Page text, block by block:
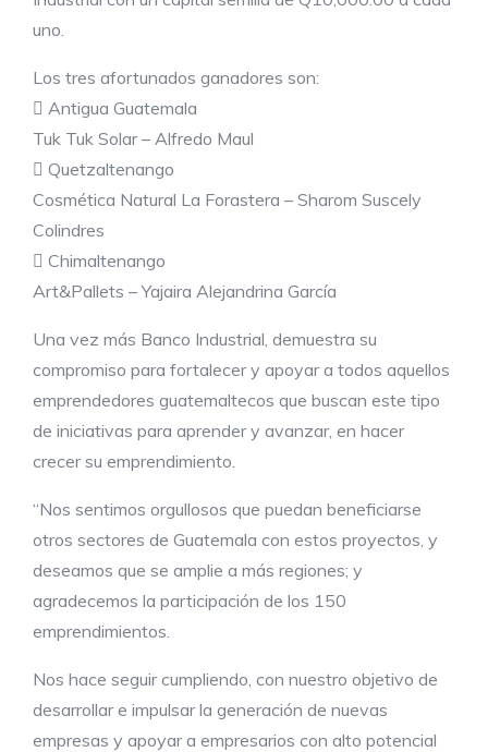
uno.
Los tres afortunados ganadores son:
 Antigua Guatemala
Tuk Tuk Solar – Alfredo Maul
 Quetzaltenango
Cosmética Natural La Forastera – Sharom Suscely
Colindres
 Chimaltenango
Art&Pallets – Yajaira Alejandrina García
Una vez más Banco Industrial, demuestra su
compromiso para fortalecer y apoyar a todos aquellos
emprendedores guatemaltecos que buscan este tipo
de iniciativas para aprender y avanzar, en hacer
crecer su emprendimiento.
“Nos sentimos orgullosos que puedan beneficiarse
otros sectores de Guatemala con estos proyectos, y
deseamos que se amplie a más regiones; y
agradecemos la participación de los 150
emprendimientos.
Nos hace seguir cumpliendo, con nuestro objetivo de
desarrollar e impulsar la generación de nuevas
empresas y apoyar a empresarios con alto potencial